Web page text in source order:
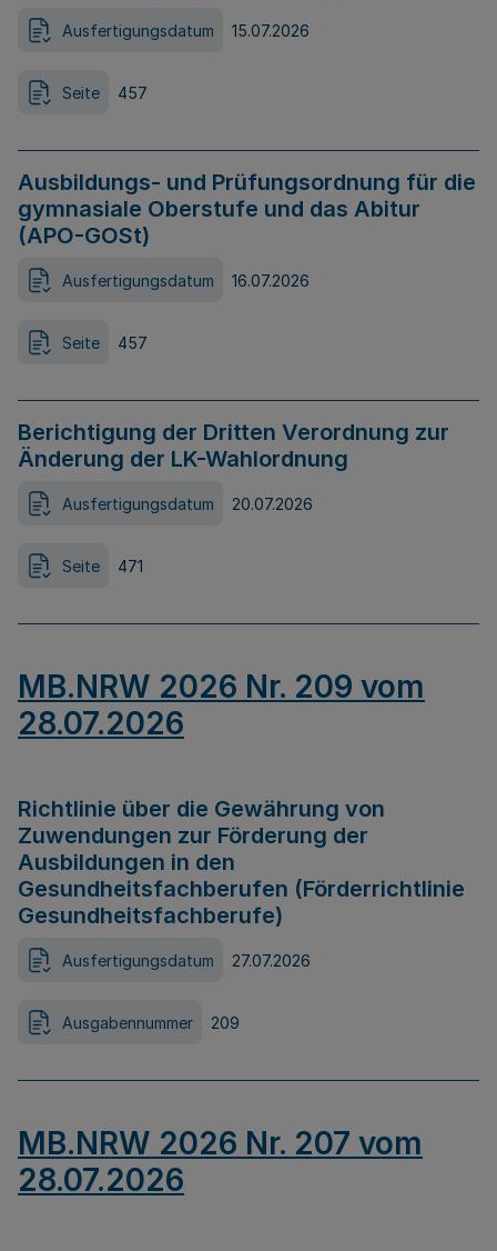
Ausfertigungsdatum 15.07.2026
Seite 457
Ausbildungs- und Prüfungsordnung für die
gymnasiale Oberstufe und das Abitur
(APO-GOSt)
Ausfertigungsdatum 16.07.2026
Seite 457
Berichtigung der Dritten Verordnung zur
Änderung der LK-Wahlordnung
Ausfertigungsdatum 20.07.2026
Seite 471
MB.NRW 2026 Nr. 209 vom
28.07.2026
Richtlinie über die Gewährung von
Zuwendungen zur Förderung der
Ausbildungen in den
Gesundheitsfachberufen (Förderrichtlinie
Gesundheitsfachberufe)
Ausfertigungsdatum 27.07.2026
Ausgabennummer 209
MB.NRW 2026 Nr. 207 vom
28.07.2026